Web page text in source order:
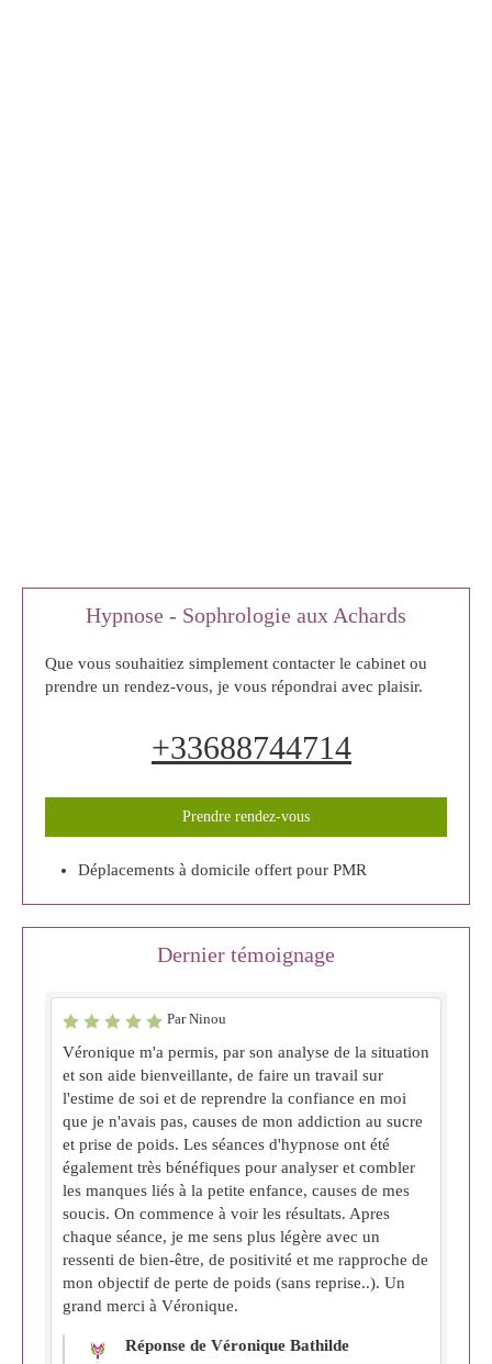
Hypnose - Sophrologie aux Achards
Que vous souhaitiez simplement contacter le cabinet ou
prendre un rendez-vous, je vous répondrai avec plaisir.
+33688744714
Prendre rendez-vous
Déplacements à domicile offert pour PMR
Dernier témoignage
Par Ninou
Véronique m'a permis, par son analyse de la situation
et son aide bienveillante, de faire un travail sur
l'estime de soi et de reprendre la confiance en moi
que je n'avais pas, causes de mon addiction au sucre
et prise de poids. Les séances d'hypnose ont été
également très bénéfiques pour analyser et combler
les manques liés à la petite enfance, causes de mes
soucis. On commence à voir les résultats. Apres
chaque séance, je me sens plus légère avec un
ressenti de bien-être, de positivité et me rapproche de
mon objectif de perte de poids (sans reprise..). Un
grand merci à Véronique.
Réponse de Véronique Bathilde